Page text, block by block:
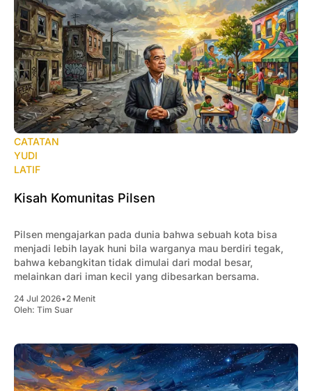
CATATAN
YUDI
LATIF
Kisah Komunitas Pilsen
Pilsen mengajarkan pada dunia bahwa sebuah kota bisa
menjadi lebih layak huni bila warganya mau berdiri tegak,
bahwa kebangkitan tidak dimulai dari modal besar,
melainkan dari iman kecil yang dibesarkan bersama.
24 Jul 2026•2 Menit
Oleh: Tim Suar